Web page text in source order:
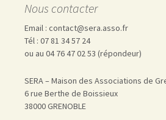
Nous contacter
Email : contact@sera.asso.fr
Tél : 07 81 34 57 24
ou au 04 76 47 02 53 (répondeur)
SERA – Maison des Associations de
6 rue Berthe de Boissieux
38000 GRENOBLE